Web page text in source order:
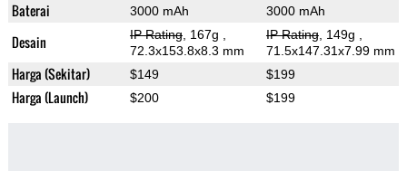
Baterai 3000 mAh 3000 mAh
Desain IP Rating, 167g
72.3x153.8x8.3 mm
IP Rating, 149g
71.5x147.31x7.99 mm
Harga (Sekitar) $149 $199
Harga (Launch) $200 $199